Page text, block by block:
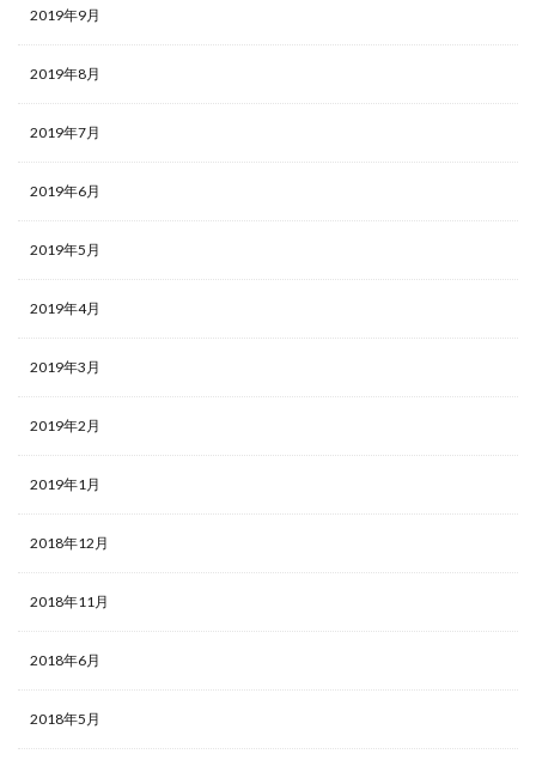
2019年9月
2019年8月
2019年7月
2019年6月
2019年5月
2019年4月
2019年3月
2019年2月
2019年1月
2018年12月
2018年11月
2018年6月
2018年5月